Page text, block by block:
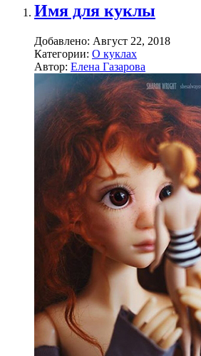
Имя для куклы
Добавлено: Август 22, 2018
Категории: О куклах
Автор: Елена Газарова